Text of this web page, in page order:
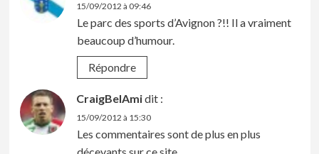
15/09/2012 à 09:46
Le parc des sports d’Avignon ?!! Il a vraiment
beaucoup d’humour.
Répondre
CraigBelAmidit :
15/09/2012 à 15:30
Les commentaires sont de plus en plus